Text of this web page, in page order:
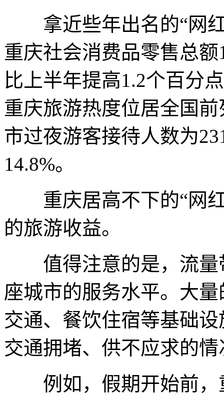
拿近些年出名的“网红
重庆社会消费品零售总
比上半年提高1.2个百分
重庆旅游热度位居全国
市过夜游客接待人数为
14.8%。
重庆居高不下的“网红
的旅游收益。
值得注意的是，流量
座城市的服务水平。大
交通、餐饮住宿等基础
交通拥堵、供不应求的情
例如，假期开始前，